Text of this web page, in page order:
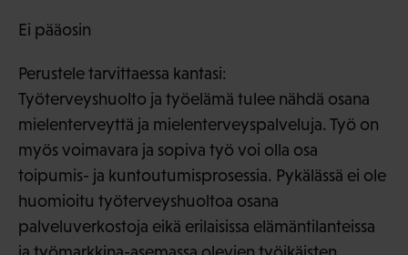
Ei pääosin
Perustele tarvittaessa kantasi:
Työterveyshuolto ja työelämä tulee nähdä osana
mielenterveyttä ja mielenterveyspalveluja. Työ on
myös voimavara ja sopiva työ voi olla osa
toipumis- ja kuntoutumisprosessia. Pykälässä ei ole
huomioitu työterveyshuoltoa osana
palveluverkostoja eikä erilaisissa elämäntilanteissa